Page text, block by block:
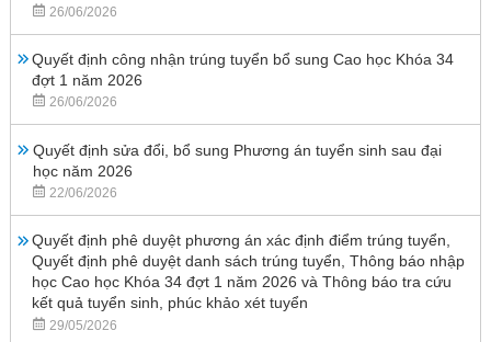
26/06/2026
Quyết định công nhận trúng tuyển bổ sung Cao học Khóa 34
đợt 1 năm 2026
26/06/2026
Quyết định sửa đổi, bổ sung Phương án tuyển sinh sau đại
học năm 2026
22/06/2026
Quyết định phê duyệt phương án xác định điểm trúng tuyển,
Quyết định phê duyệt danh sách trúng tuyển, Thông báo nhập
học Cao học Khóa 34 đợt 1 năm 2026 và Thông báo tra cứu
kết quả tuyển sinh, phúc khảo xét tuyển
29/05/2026